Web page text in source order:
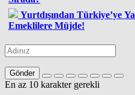
Yurtdışından Türkiye’ye
Emeklilere Müjde!
Gönder
En az 10 karakter gerekli